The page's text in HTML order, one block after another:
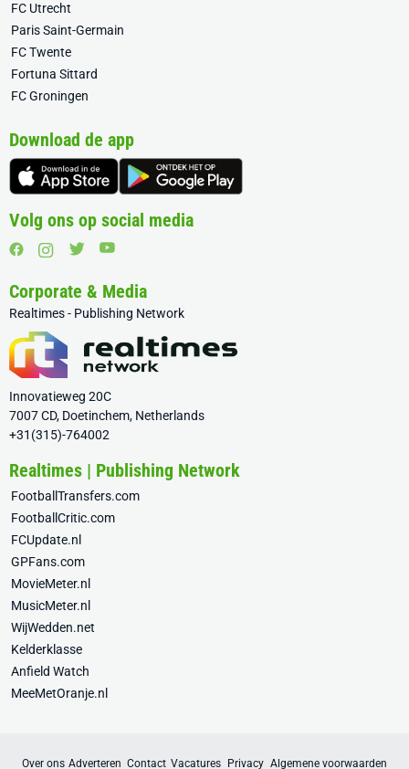
FC Utrecht
Paris Saint-Germain
FC Twente
Fortuna Sittard
FC Groningen
Download de app
Volg ons op social media
Corporate & Media
Realtimes - Publishing Network
Innovatieweg 20C
7007 CD, Doetinchem, Netherlands
+31(315)-764002
Realtimes | Publishing Network
FootballTransfers.com
FootballCritic.com
FCUpdate.nl
GPFans.com
MovieMeter.nl
MusicMeter.nl
WijWedden.net
Kelderklasse
Anfield Watch
MeeMetOranje.nl
Over ons Adverteren Contact Vacatures Privacy Algemene voorwaarden